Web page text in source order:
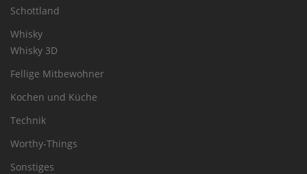
Schottland
Whisky
Whisky 3D
Fellige Mitbewohner
Kochen und Küche
Technik
Worthy-Things
Sonstiges